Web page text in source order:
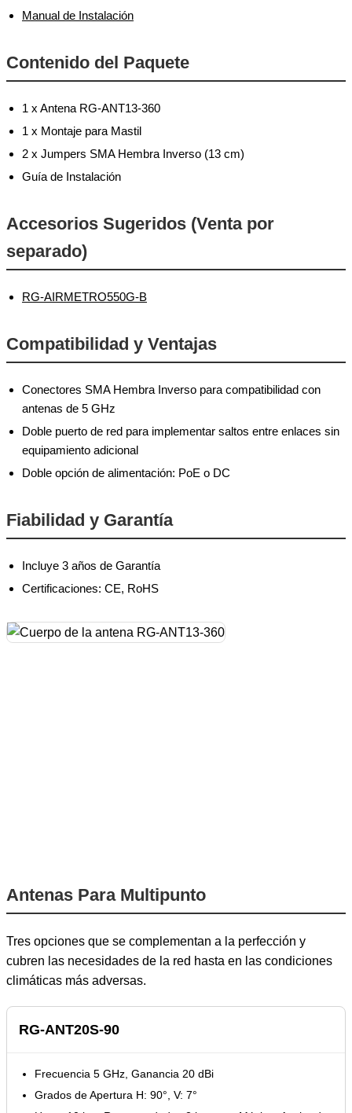
Manual de Instalación
Contenido del Paquete
1 x Antena RG-ANT13-360
1 x Montaje para Mastil
2 x Jumpers SMA Hembra Inverso (13 cm)
Guía de Instalación
Accesorios Sugeridos (Venta por
separado)
RG-AIRMETRO550G-B
Compatibilidad y Ventajas
Conectores SMA Hembra Inverso para compatibilidad con
antenas de 5 GHz
Doble puerto de red para implementar saltos entre enlaces sin
equipamiento adicional
Doble opción de alimentación: PoE o DC
Fiabilidad y Garantía
Incluye 3 años de Garantía
Certificaciones: CE, RoHS
Antenas Para Multipunto
Tres opciones que se complementan a la perfección y
cubren las necesidades de la red hasta en las condiciones
climáticas más adversas.
RG-ANT20S-90
Frecuencia 5 GHz, Ganancia 20 dBi
Grados de Apertura H: 90°, V: 7°